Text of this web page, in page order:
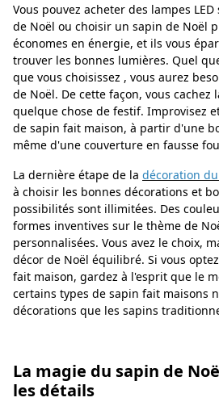
Vous pouvez acheter des lampes
de Noël ou choisir un sapin de Noël
économes en énergie, et ils vous
trouver les bonnes lumières. Quel
que vous choisissez , vous aurez
de Noël. De cette façon, vous cachez
quelque chose de festif. Improvisez
de sapin fait maison, à partir d'une
même d'une couverture en fausse
La dernière étape de la décoration
à choisir les bonnes décorations et
possibilités sont illimitées. Des
formes inventives sur le thème de
personnalisées. Vous avez le choix,
décor de Noël équilibré. Si vous
fait maison, gardez à l'esprit que le
certains types de sapin fait maisons
décorations que les sapins
La magie du sapin de
les détails